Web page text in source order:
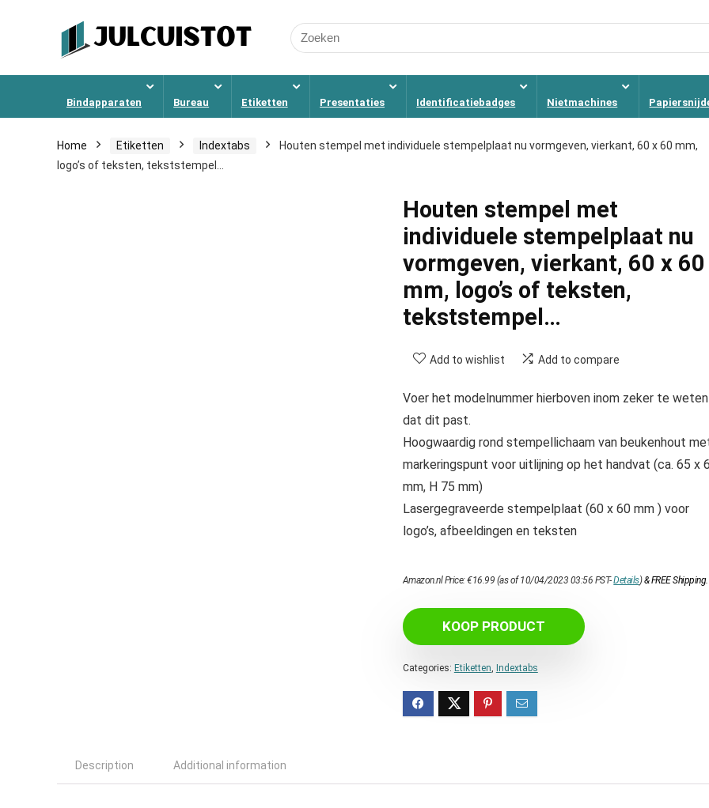
Search
for:
Bindapparaten Bureau Etiketten Presentaties Identificatiebadges Nietmachines
Home Etiketten Indextabs
Houten stempel met individuele stempelplaat nu vormgeven, vierkant, 60 x 60 mm,
logo’s of teksten, tekststempel…
Houten stempel met
individuele stempelplaat nu
vormgeven, vierkant, 60 x 60
mm, logo’s of teksten,
tekststempel…
Add to wishlist Add to compare
Voer het modelnummer hierboven inom zeker te weten
dat dit past.
Hoogwaardig rond stempellichaam van beukenhout
markeringspunt voor uitlijning op het handvat (ca. 65 x
mm, H 75 mm)
Lasergegraveerde stempelplaat (60 x 60 mm ) voor
logo’s, afbeeldingen en teksten
Amazon.nl Price:€16.99 (as of 10/04/2023 03:56 PST-Details)&FREE Shipping.
KOOP PRODUCT
Categories: Etiketten, Indextabs
Description Additional information